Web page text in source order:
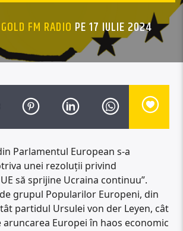
GOLD FM RADIO PE 17 IULIE 2024
Parlamentul European s-a
unei rezoluții privind
să sprijine Ucraina continuu”.
grupul Popularilor Europeni, din
partidul Ursulei von der Leyen, cât
aruncarea Europei în haos economic